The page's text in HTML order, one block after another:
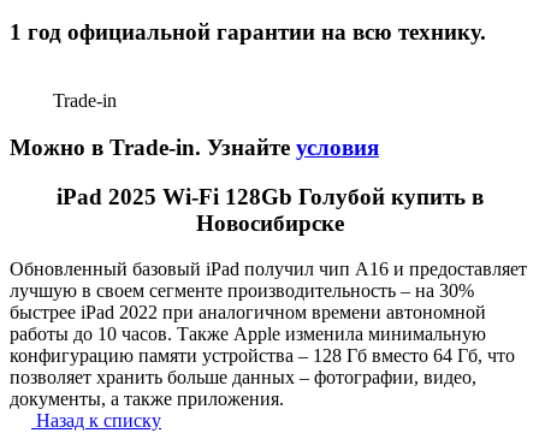
1 год официальной гарантии на всю технику.
Trade-in
Можно в Trade-in. Узнайте условия
iPad 2025 Wi-Fi 128Gb Голубой купить в
Новосибирске
Обновленный базовый iPad получил чип А16 и предоставляет
лучшую в своем сегменте производительность – на 30%
быстрее iPad 2022 при аналогичном времени автономной
работы до 10 часов. Также Apple изменила минимальную
конфигурацию памяти устройства – 128 Гб вместо 64 Гб, что
позволяет хранить больше данных – фотографии, видео,
документы, а также приложения.
Назад к списку